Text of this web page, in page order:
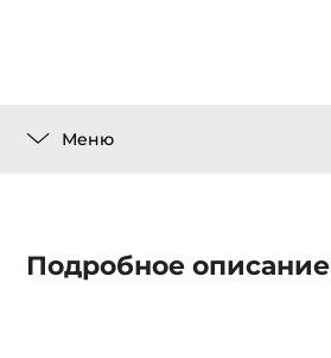
Меню
Подробное описание